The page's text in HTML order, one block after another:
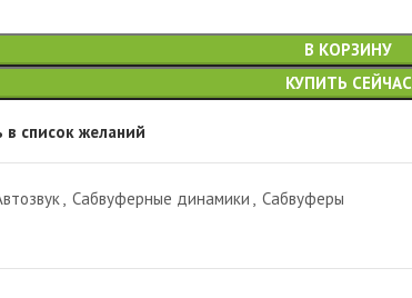
В КОРЗИНУ
КУПИТЬ СЕЙЧАС
список желаний
, Сабвуферные динамики , Сабвуферы